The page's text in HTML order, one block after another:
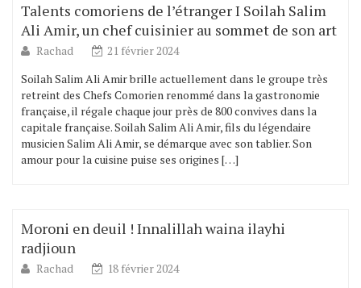
Talents comoriens de l’étranger I Soilah Salim
Ali Amir, un chef cuisinier au sommet de son art
Rachad
21 février 2024
Soilah Salim Ali Amir brille actuellement dans le groupe très
retreint des Chefs Comorien renommé dans la gastronomie
française, il régale chaque jour près de 800 convives dans la
capitale française. Soilah Salim Ali Amir, fils du légendaire
musicien Salim Ali Amir, se démarque avec son tablier. Son
amour pour la cuisine puise ses origines […]
Moroni en deuil ! Innalillah waina ilayhi
radjioun
Rachad
18 février 2024